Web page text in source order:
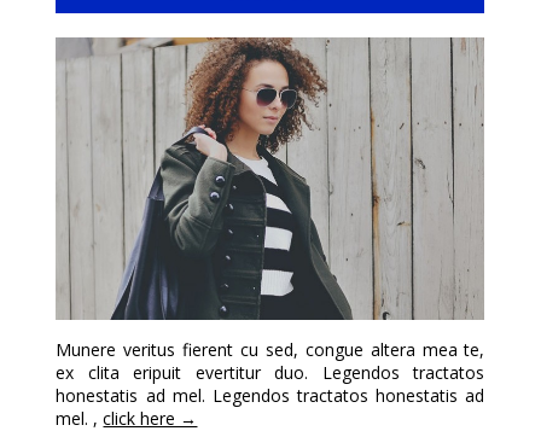
Munere veritus fierent cu sed, congue altera mea te,
ex clita eripuit evertitur duo. Legendos tractatos
honestatis ad mel. Legendos tractatos honestatis ad
mel. ,click here →